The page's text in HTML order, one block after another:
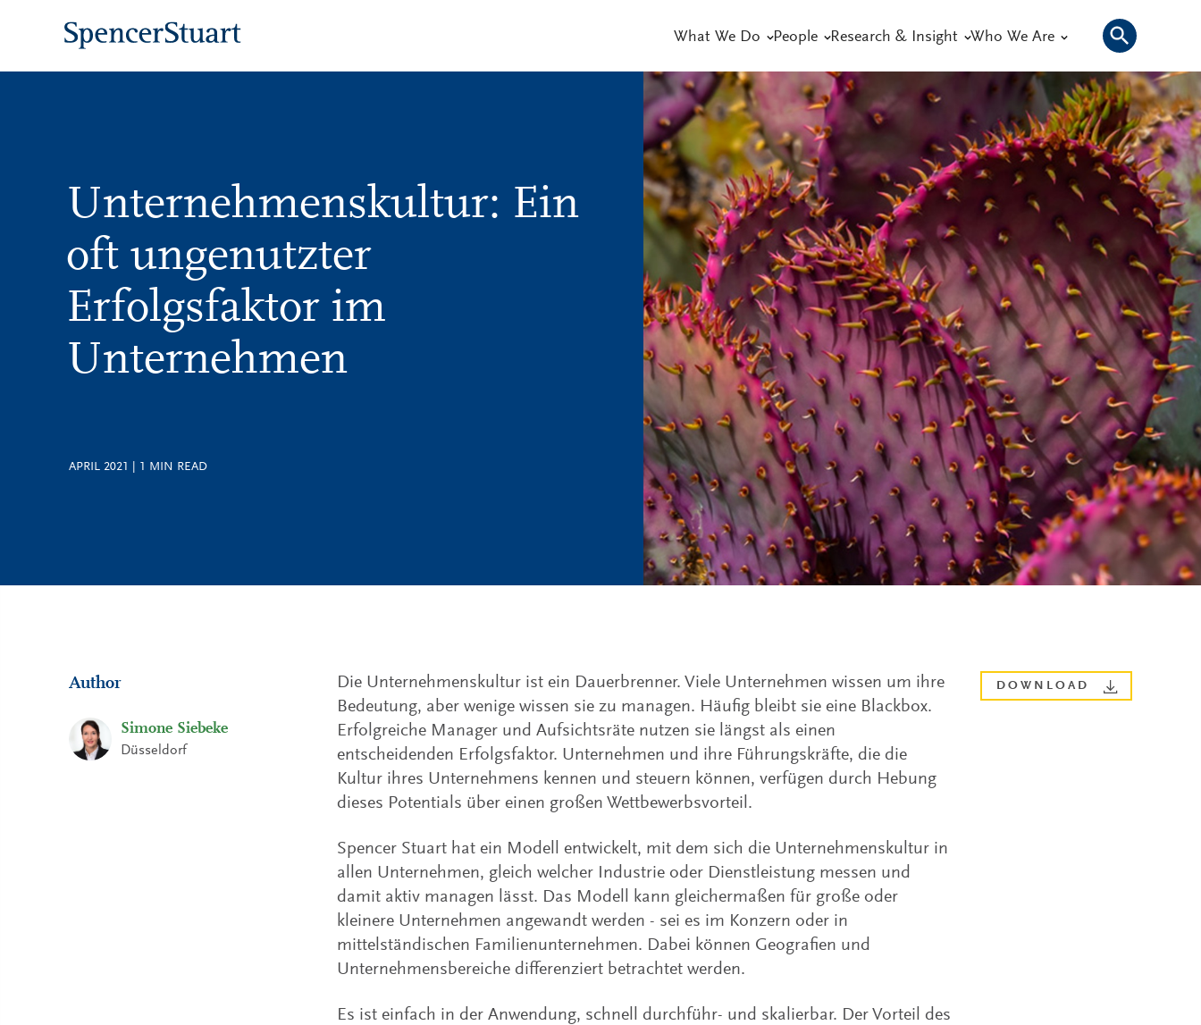
What We Do People Research & Insight Who We Are
Unternehmenskultur: Ein
oft ungenutzter
Erfolgsfaktor im
Unternehmen
APRIL 2021 1 MIN READ
Author
Simone Siebeke
Düsseldorf
Die Unternehmenskultur ist ein Dauerbrenner. Viele Unternehmen wissen um ihre
Bedeutung, aber wenige wissen sie zu managen. Häufig bleibt sie eine Blackbox.
Erfolgreiche Manager und Aufsichtsräte nutzen sie längst als einen
entscheidenden Erfolgsfaktor. Unternehmen und ihre Führungskräfte, die die
Kultur ihres Unternehmens kennen und steuern können, verfügen durch Hebung
dieses Potentials über einen großen Wettbewerbsvorteil.
Spencer Stuart hat ein Modell entwickelt, mit dem sich die Unternehmenskultur in
allen Unternehmen, gleich welcher Industrie oder Dienstleistung messen und
damit aktiv managen lässt. Das Modell kann gleichermaßen für große oder
kleinere Unternehmen angewandt werden - sei es im Konzern oder in
mittelständischen Familienunternehmen. Dabei können Geografien und
Unternehmensbereiche differenziert betrachtet werden.
Es ist einfach in der Anwendung, schnell durchführ- und skalierbar. Der Vorteil des
DOWNLOAD